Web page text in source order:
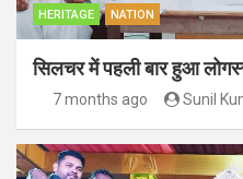
HERITAGE NATION
सिलचर में पहली बार हुआ
7 months ago Sunil